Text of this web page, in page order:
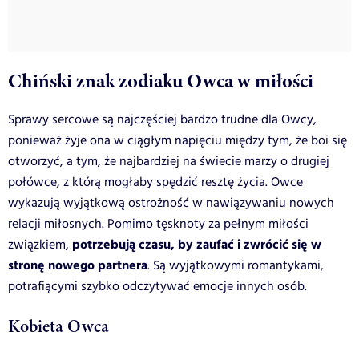
Chiński znak zodiaku Owca w miłości
Sprawy sercowe są najczęściej bardzo trudne dla Owcy,
ponieważ żyje ona w ciągłym napięciu między tym, że boi się
otworzyć, a tym, że najbardziej na świecie marzy o drugiej
połówce, z którą mogłaby spędzić resztę życia. Owce
wykazują wyjątkową ostrożność w nawiązywaniu nowych
relacji miłosnych. Pomimo tęsknoty za pełnym miłości
związkiem, potrzebują czasu, by zaufać i zwrócić się w
stronę nowego partnera. Są wyjątkowymi romantykami,
potrafiącymi szybko odczytywać emocje innych osób.
Kobieta Owca